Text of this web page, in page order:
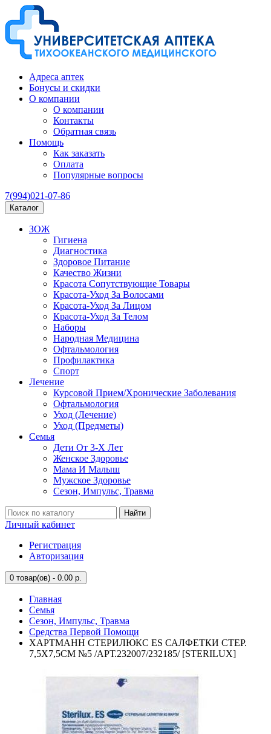
Адреса аптек
Бонусы и скидки
О компании
О компании
Контакты
Обратная связь
Помощь
Как заказать
Оплата
Популярные вопросы
7(994)021-07-86
Каталог
ЗОЖ
Гигиена
Диагностика
Здоровое Питание
Качество Жизни
Красота Сопутствующие Товары
Красота-Уход За Волосами
Красота-Уход За Лицом
Красота-Уход За Телом
Наборы
Народная Медицина
Офтальмология
Профилактика
Спорт
Лечение
Курсовой Прием/Хронические Заболевания
Офтальмология
Уход (Лечение)
Уход (Предметы)
Семья
Дети От 3-Х Лет
Женское Здоровье
Мама И Малыш
Мужское Здоровье
Сезон, Импульс, Травма
Найти
Личный кабинет
Регистрация
Авторизация
0 товар(ов) - 0.00 р.
Главная
Семья
Сезон, Импульс, Травма
Средства Первой Помощи
ХАРТМАНН СТЕРИЛЮКС ES САЛФЕТКИ СТЕР.
7,5Х7,5СМ №5 /АРТ.232007/232185/ [STERILUX]